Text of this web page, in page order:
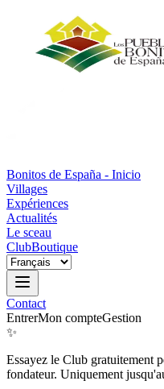
Bonitos de España - Inicio
Villages
Expériences
Actualités
Le sceau
ClubBoutique
Contact
EntrerMon compteGestion
✨
Essayez le Club gratuitement
fondateur. Uniquement